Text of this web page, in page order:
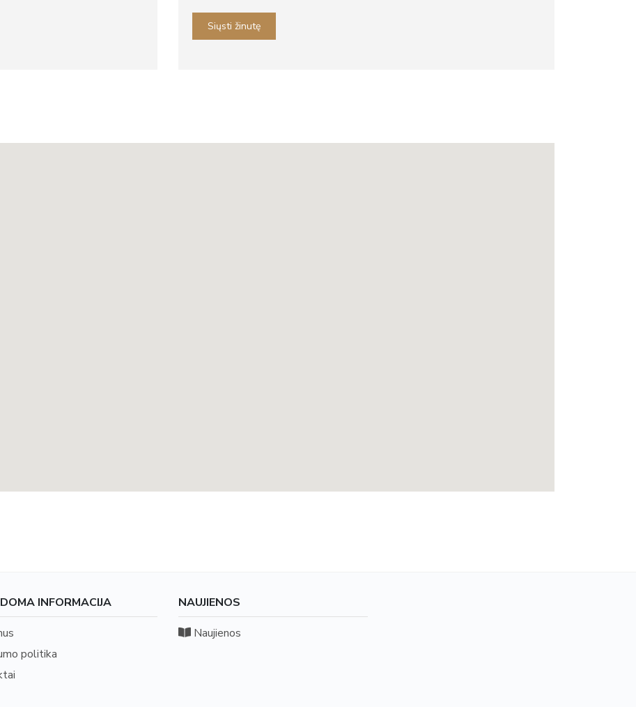
Siųsti žinutę
INFORMACIJA
politika
NAUJIENOS
Naujienos